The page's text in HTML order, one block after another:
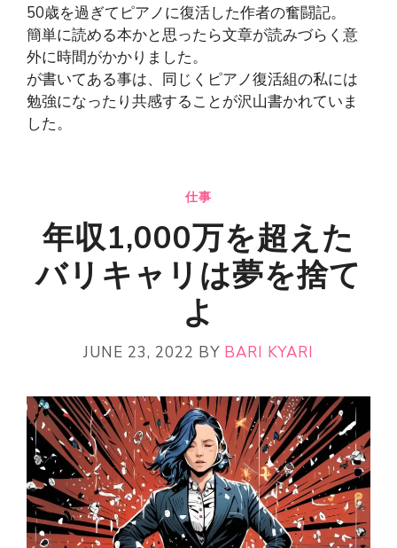
50歳を過ぎてピアノに復活した作者の奮闘記。
簡単に読める本かと思ったら文章が読みづらく意
外に時間がかかりました。
が書いてある事は、同じくピアノ復活組の私には
勉強になったり共感することが沢山書かれていま
した。
仕事
年収1,000万を超えた
バリキャリは夢を捨て
よ
JUNE 23, 2022 BY BARI KYARI